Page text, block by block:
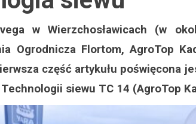
w Wierzchosławicach (w
Ogrodnicza Flortom, AgroTop
część artykułu
siewu TC 14 (AgroTop